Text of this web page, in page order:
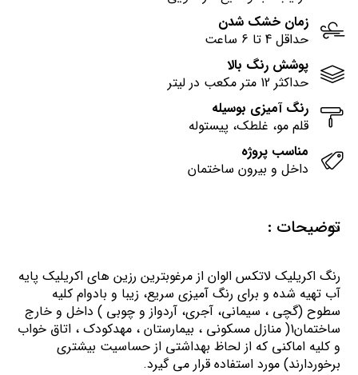
زمان خشک شدن
حداقل 4 تا 6 ساعت
پوشش رنگ بالا
حداکثر 12 متر مکعب در لیتر
رنگ آمیزی بوسیله
قلم مو، غلطک، پیستوله
مناسب پروژه
داخل و بیرون ساختمان
توضیحات :
رنگ اكريليك لاتكس الوان از مرغوبترين رزين هاي اكريليك پايه
آب تهيه شده و برای رنگ آمیزی سریع، زیبا و بادوام کلیه
سطوح (گچی ، سیمانی، آجری، آردواز و چوبی ) داخل و خارج
ساختمان1( منازل مسكوني ، بيمارستان ، مهدكودك ، اتاق خواب
و كليه اماكني كه از لحاظ بهداشتي از حساسيت بيشتري
برخوردارند) مورد استفاده قرار می گیرد.